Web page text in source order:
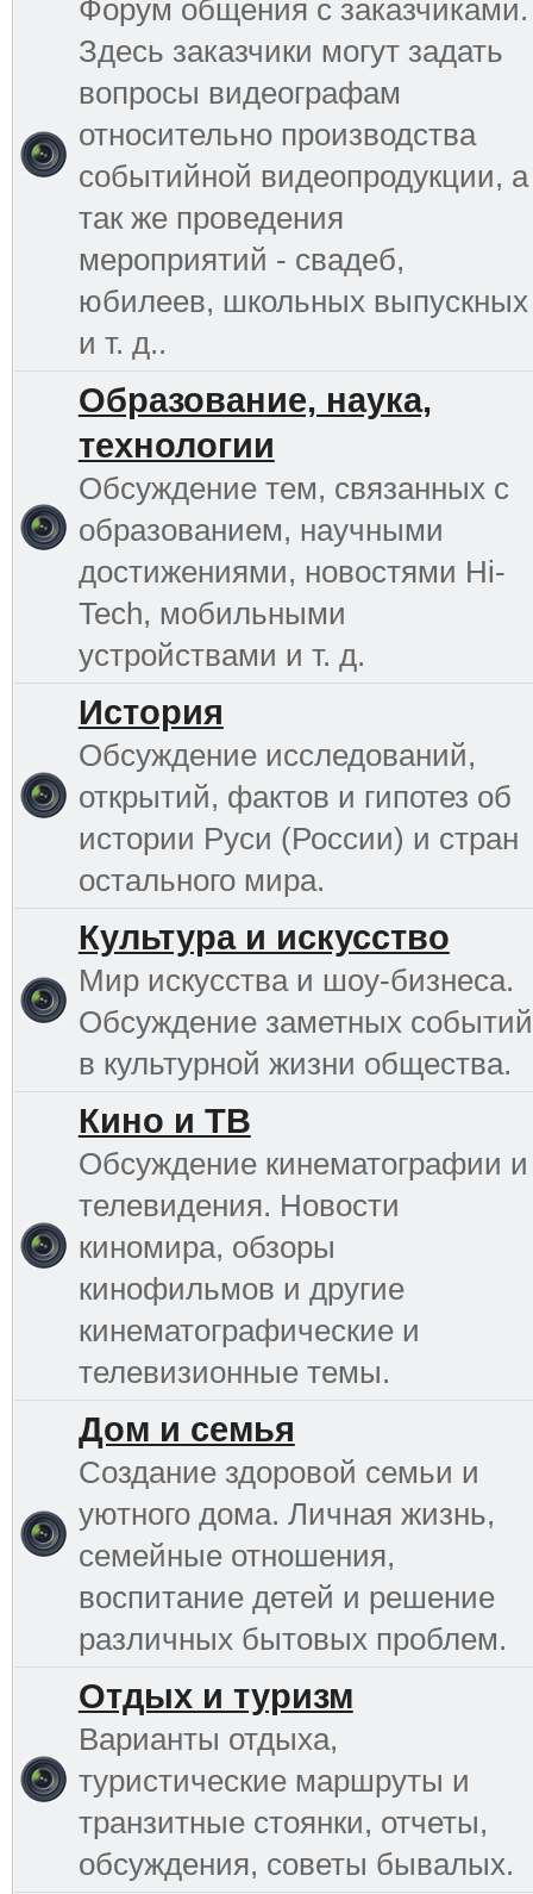
Форум общения с заказчиками.
Здесь заказчики могут задать
вопросы видеографам
относительно производства
событийной видеопродукции, а
так же проведения
мероприятий - свадеб,
юбилеев, школьных выпускных
и т. д..
Образование, наука,
технологии
Обсуждение тем, связанных с
образованием, научными
достижениями, новостями Hi-
Tech, мобильными
устройствами и т. д.
История
Обсуждение исследований,
открытий, фактов и гипотез об
истории Руси (России) и стран
остального мира.
Культура и искусство
Мир искусства и шоу-бизнеса.
Обсуждение заметных событий
в культурной жизни общества.
Кино и ТВ
Обсуждение кинематографии и
телевидения. Новости
киномира, обзоры
кинофильмов и другие
кинематографические и
телевизионные темы.
Дом и семья
Создание здоровой семьи и
уютного дома. Личная жизнь,
семейные отношения,
воспитание детей и решение
различных бытовых проблем.
Отдых и туризм
Варианты отдыха,
туристические маршруты и
транзитные стоянки, отчеты,
обсуждения, советы бывалых.